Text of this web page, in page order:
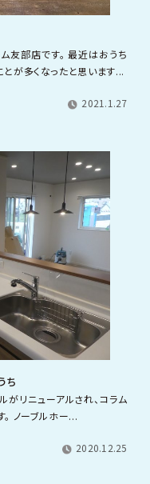
友部店です。 最近はおうち
が多くなったと思います...
2021.1.27
ち
がリニューアルされ、コラム
ノーブルホー...
2020.12.25